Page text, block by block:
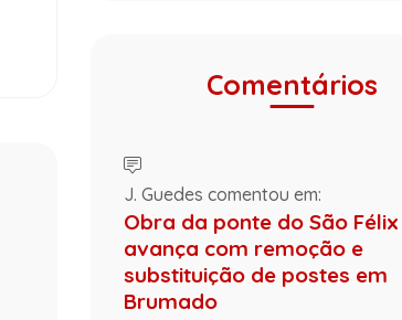
Comentários
J. Guedes comentou em:
Obra da ponte do São Félix
avança com remoção e
substituição de postes em
Brumado